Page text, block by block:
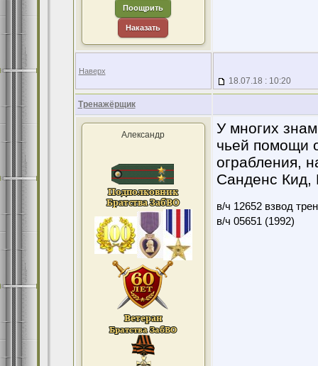
Поощрить
Наказать
Наверх
18.07.18 : 10:20
Тренажёрщик
Александр
У многих
чьей помощи
ограбления,
Санденс
в/ч 12652 взвод
в/ч 05651 (1992)